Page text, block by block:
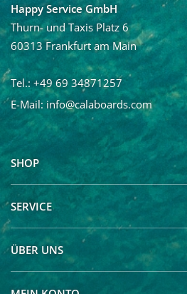
Ja, ich möchte den
und regelmäßig mit
informiert werden. Die
jederzeit möglich.
Happy Service GmbH
Thurn- und Taxis Platz 6
60313 Frankfurt am Main
Tel.: +49 69 34871257
E-Mail: info@calaboards.com
SHOP
SERVICE
ÜBER UNS